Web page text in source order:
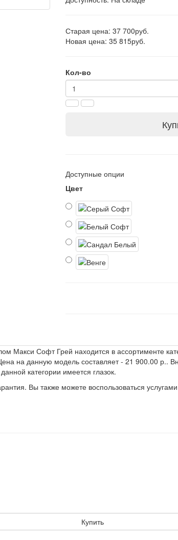
Старая цена: 37 700руб.
Новая цена: 35 815руб.
Кол-во
Доступные опции
Цвет
Макси Софт Грей находится в ассортименте
на данную модель составляет - 21 900.00 р..
категории имеется глазок.
Вы также можете воспользоваться
Купить